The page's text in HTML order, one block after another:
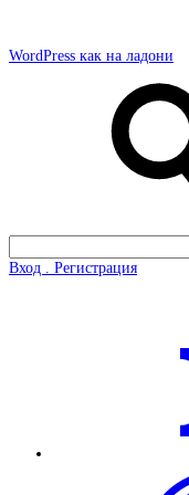
WordPress как на ладони
Вход . Регистрация